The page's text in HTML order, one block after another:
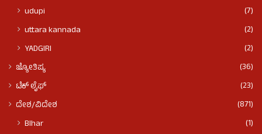
udupi
(7)
uttara kannada
(2)
YADGIRI
(2)
ಜ್ಯೋತಿಷ್ಯ
(36)
ಟೆಕ್ ಲೈಫ್
(23)
ದೇಶ/ವಿದೇಶ
(871)
BIhar
(1)